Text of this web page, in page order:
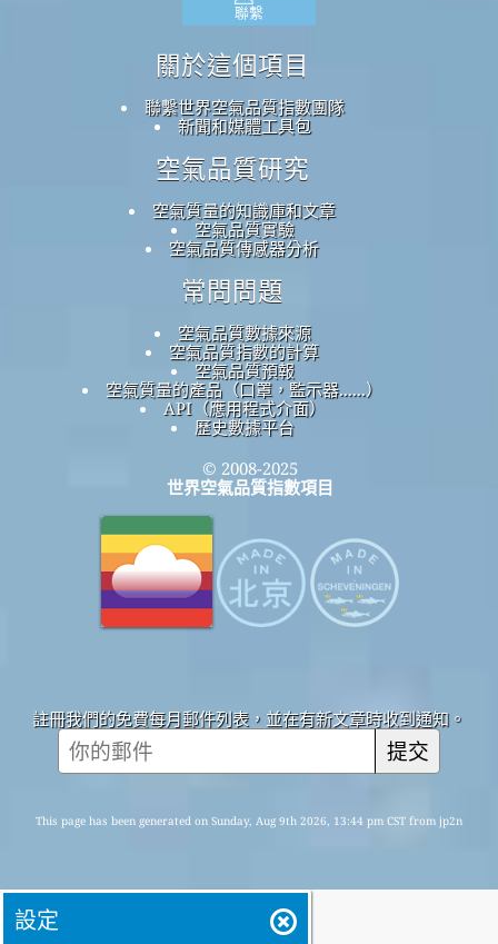
聯繫
關於這個項目
聯繫世界空氣品質指數團隊
新聞和媒體工具包
空氣品質研究
空氣質量的知識庫和文章
空氣品質實驗
空氣品質傳感器分析
常問問題
空氣品質數據來源
空氣品質指數的計算
空氣品質預報
空氣質量的產品（口罩，監示器......）
API（應用程式介面）
歷史數據平台
© 2008-2025
世界空氣品質指數項目
註冊我們的免費每月郵件列表，並在有新文章時收到通知。
提交
This page has been generated on Sunday, Aug 9th 2026, 13:44 pm CST from jp2n
設定